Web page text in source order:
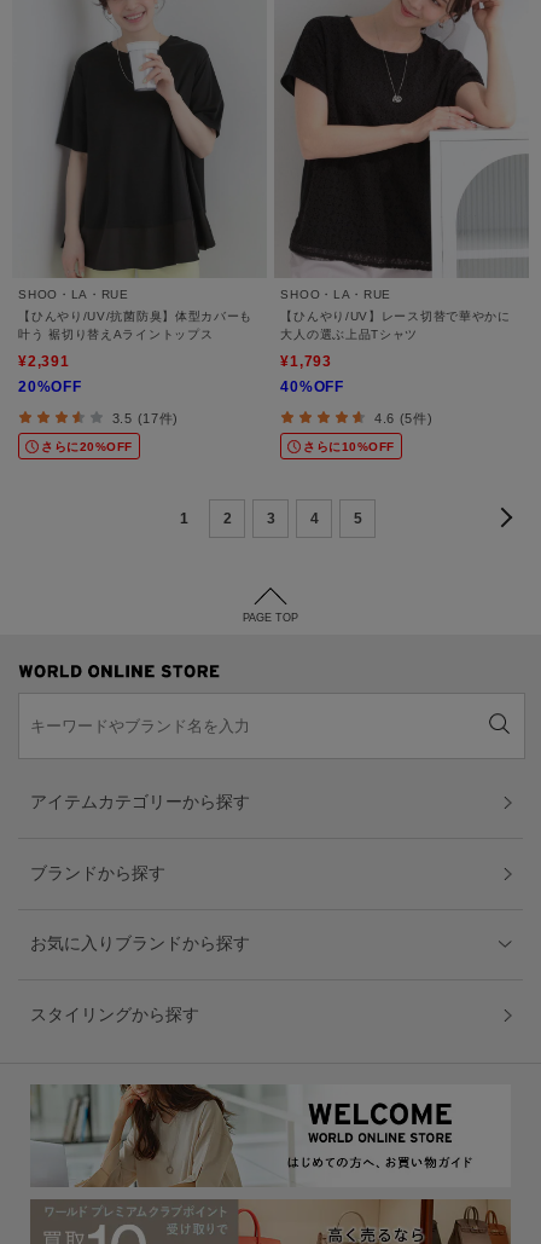
SHOO・LA・RUE
【ひんやり/UV/抗菌防臭】体型カバーも
叶う 裾切り替えAライントップス
¥2,391
20%OFF
3.5 (17件)
さらに20%OFF
SHOO・LA・RUE
【ひんやり/UV】レース切替で華やかに
大人の選ぶ上品Tシャツ
¥1,793
40%OFF
4.6 (5件)
さらに10%OFF
1 2 3 4 5
PAGE TOP
アイテムカテゴリーから探す
ブランドから探す
お気に入りブランドから探す
スタイリングから探す